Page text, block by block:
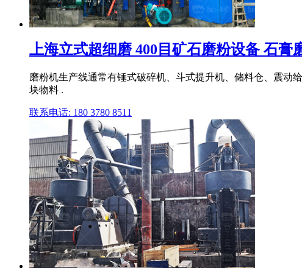
上海立式超细磨 400目矿石磨粉设备 石膏
磨粉机生产线通常有锤式破碎机、斗式提升机、储料仓、震动
块物料 .
联系电话: 180 3780 8511